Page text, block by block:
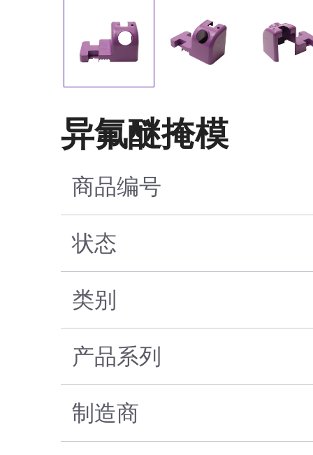
异氟醚掩模
商品编号
状态
类别
产品系列
制造商